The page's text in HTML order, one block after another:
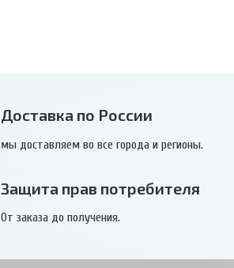
Доставка по России
мы доставляем во все города и регионы.
Защита прав потребителя
От заказа до получения.